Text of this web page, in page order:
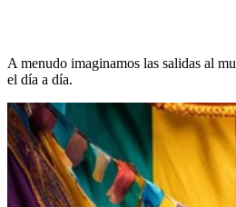
A menudo imaginamos las salidas al
el día a día.